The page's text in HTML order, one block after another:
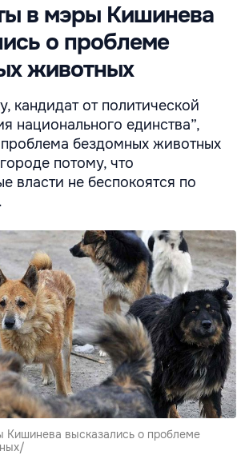
в мэры Кишинева
о проблеме
животных
кандидат от политической
национального единства”,
проблема бездомных животных
потому, что
власти не беспокоятся по
Кишинева высказались о проблеме